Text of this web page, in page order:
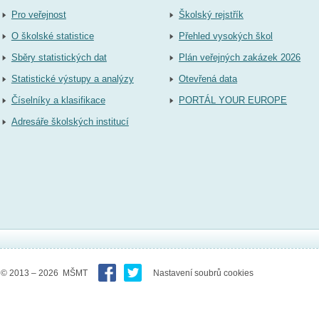
Pro veřejnost
O školské statistice
Sběry statistických dat
Statistické výstupy a analýzy
Číselníky a klasifikace
Adresáře školských institucí
Školský rejstřík
Přehled vysokých škol
Plán veřejných zakázek 2026
Otevřená data
PORTÁL YOUR EUROPE
© 2013 – 2026 MŠMT Nastavení soubrů cookies